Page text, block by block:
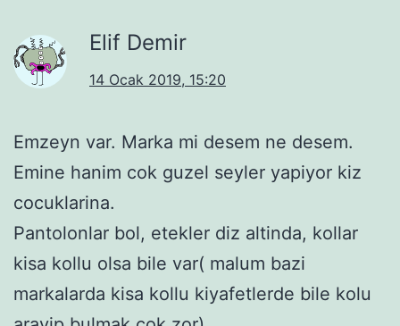
Elif Demir
14 Ocak 2019, 15:20
Emzeyn var. Marka mi desem ne desem.
Emine hanim cok guzel seyler yapiyor kiz
cocuklarina.
Pantolonlar bol, etekler diz altinda, kollar
kisa kollu olsa bile var( malum bazi
markalarda kisa kollu kiyafetlerde bile kolu